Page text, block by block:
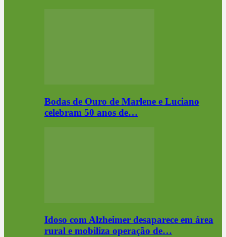
Bodas de Ouro de Marlene e Luciano
celebram 50 anos de…
Idoso com Alzheimer desaparece em área
rural e mobiliza operação de…